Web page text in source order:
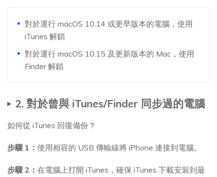
對於運行 macOS 10.14 或更早版本的電腦，使用
iTunes 解鎖
對於運行 macOS 10.15 及更新版本的 Mac，使用
Finder 解鎖
2. 對於曾與 iTunes/Finder 同步過的電腦
如何從 iTunes 回復備份？
步驟 1： 使用相容的 USB 傳輸線將 iPhone 連接到電腦。
步驟 2： 在電腦上打開 iTunes，確保 iTunes 下載安裝到最